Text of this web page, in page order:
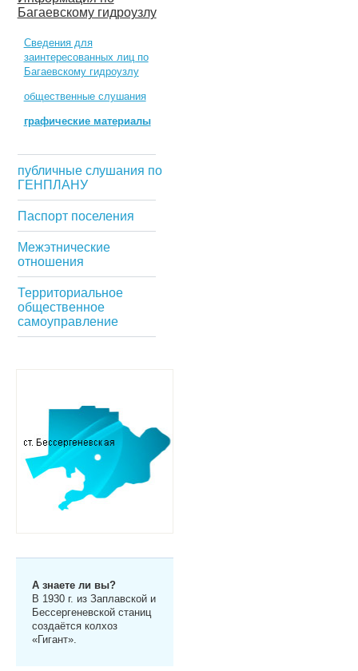
Багаевскому гидроузлу
Сведения для
заинтересованных лиц по
Багаевскому гидроузлу
общественные слушания
графические материалы
публичные слушания по
ГЕНПЛАНУ
Паспорт поселения
Межэтнические
отношения
Территориальное
общественное
самоуправление
А знаете ли вы?
В 1930 г. из Заплавской и
Бессергеневской станиц
создаётся колхоз
«Гигант».